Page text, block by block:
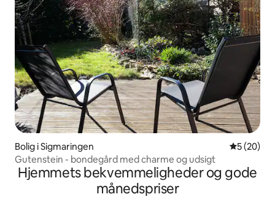
Bolig i Sigmaringen 5 ud af 5 i
5 (20)
Gutenstein - bondegård med charme og udsigt
Hjemmets bekvemmeligheder og gode
månedspriser